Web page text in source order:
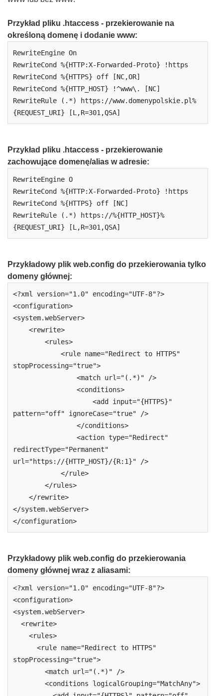
Przykład pliku .htaccess - przekierowanie na
określoną domenę i dodanie www:
RewriteEngine On
RewriteCond %{HTTP:X-Forwarded-Proto} !https
RewriteCond %{HTTPS} off [NC,OR]
RewriteCond %{HTTP_HOST} !^www\. [NC]
RewriteRule (.*) https://www.domenypolskie.pl%
{REQUEST_URI} [L,R=301,QSA]
Przykład pliku .htaccess - przekierowanie
zachowujące domenę/alias w adresie:
RewriteEngine O
RewriteCond %{HTTP:X-Forwarded-Proto} !https
RewriteCond %{HTTPS} off [NC]
RewriteRule (.*) https://%{HTTP_HOST}%
{REQUEST_URI} [L,R=301,QSA]
Przykładowy plik web.config do przekierowania tylko
domeny głównej:
<?xml version="1.0" encoding="UTF-8"?>
<configuration>
<system.webServer>
<rewrite>
<rules>
<rule name="Redirect to HTTPS"
stopProcessing="true">
<match url="(.*)" />
<conditions>
<add input="{HTTPS}"
pattern="off" ignoreCase="true" />
</conditions>
<action type="Redirect"
redirectType="Permanent"
url="https://{HTTP_HOST}/{R:1}" />
</rule>
</rules>
</rewrite>
</system.webServer>
</configuration>
Przykładowy plik web.config do przekierowania
domeny głównej wraz z aliasami:
<?xml version="1.0" encoding="UTF-8"?>
<configuration>
<system.webServer>
<rewrite>
<rules>
<rule name="Redirect to HTTPS"
stopProcessing="true">
<match url="(.*)" />
<conditions logicalGrouping="MatchAny">